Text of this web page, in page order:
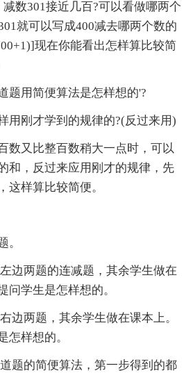
数301接近几百?可以看做哪两个
就可以写成400减去哪两个数的
现在你能看出怎样算比较简
题用简便算法是怎样想的'?
用刚才学到的规律的?(反过来用)
数又比整百数稍大一点时，可以
和，反过来应用刚才的规律，先
这样算比较简便。
。
边两题的连减题，其余学生做在
问学生是怎样想的。
边两题，其余学生做在课本上。
怎样想的。
题的简便算法，第一步得到的都